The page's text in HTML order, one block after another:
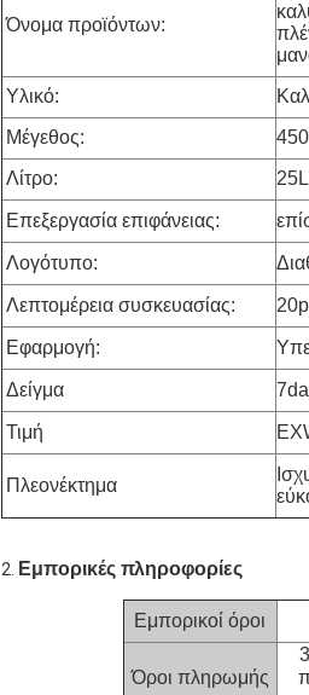
Όνομα προϊόντων:
Υλικό:
Μέγεθος:
Λίτρο:
25L
Επεξεργασία επιφάνειας:
Λογότυπο:
Λεπτομέρεια συσκευασίας:
Εφαρμογή:
Δείγμα
Τιμή
Πλεονέκτημα
2. Εμπορικές πληροφορίες
Εμπορικοί όροι
Όροι πληρωμής